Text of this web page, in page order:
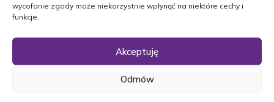
wycofanie zgody może niekorzystnie wpłynąć na niektóre cechy i
funkcje.
Akceptuję
Odmów
UDOSTĘPNIJ NEKROLOG
POBIERZ POWIADOMIENIE SMS